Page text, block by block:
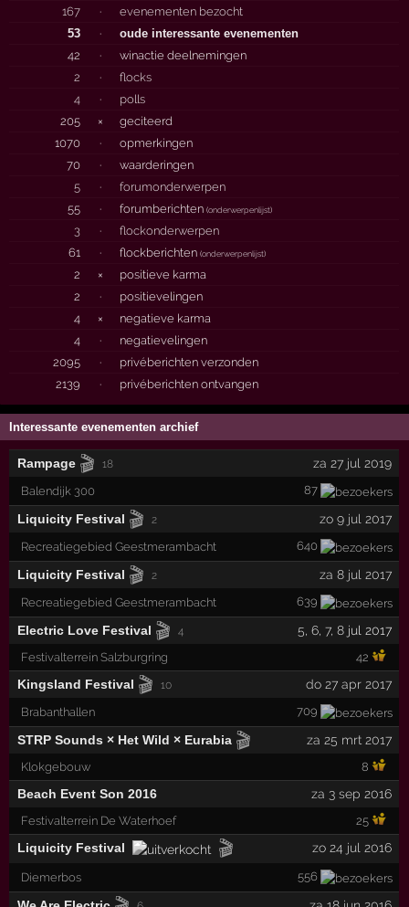
167
·
evenementen bezocht
53
·
oude interessante evenementen
42
·
winactie deelnemingen
2
·
flocks
4
·
polls
205
×
geciteerd
1070
·
opmerkingen
70
·
waarderingen
5
·
forumonderwerpen
55
· forumberichten(onderwerpenlijst)
3 ·
flockonderwerpen
61
· flockberichten(onderwerpenlijst)
2 ×
positieve karma
2
·
positievelingen
4
×
negatieve karma
4
·
negatievelingen
2095
·
privéberichten verzonden
2139
· privéberichten ontvangen
Interessante evenementen archief
Rampage 🎬 18 za 27 jul 2019
Balendijk 300 87
Liquicity Festival 🎬 2 zo 9 jul 2017
Recreatiegebied Geestmerambacht 640
Liquicity Festival 🎬 2 za 8 jul 2017
Recreatiegebied Geestmerambacht 639
Electric Love Festival 🎬 4 5, 6, 7, 8jul 2017
Festivalterrein Salzburgring 42
Kingsland Festival 🎬 10 do 27 apr 2017
Brabanthallen 709
STRP Sounds × Het Wild × Eurabia 🎬 za 25 mrt 2017
Klokgebouw 8
Beach Event Son 2016 za 3 sep 2016
Festivalterrein De Waterhoef 25
Liquicity Festival 🎬 zo 24 jul 2016
Diemerbos 556